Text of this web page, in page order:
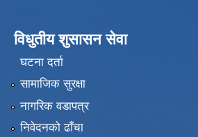
विधुतीय शुसासन सेवा
घटना दर्ता
सामाजिक सुरक्षा
नागरिक वडापत्र
निवेदनको ढाँचा